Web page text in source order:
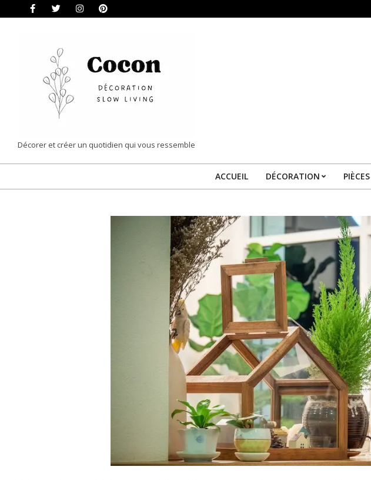
COCON
|
DÉCORATION
Décorer et créer un quotidien qui vous ressemble
ACCUEIL DÉCORATION PIÈCES